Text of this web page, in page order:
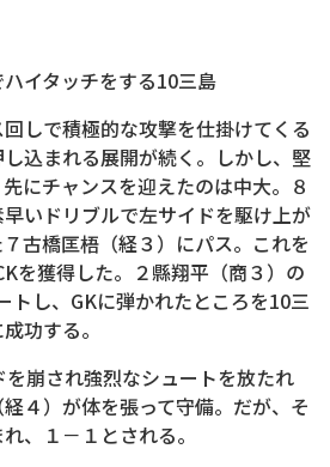
イタッチをする10三島
しで積極的な攻撃を仕掛けてくる
込まれる展開が続く。しかし、堅
にチャンスを迎えたのは中大。８
いドリブルで左サイドを駆け上が
古橋匡梧（経３）にパス。これを
を獲得した。２縣翔平（商３）の
トし、GKに弾かれたところを10三
功する。
崩され強烈なシュートを放たれ
４）が体を張って守備。だが、そ
、１－１とされる。